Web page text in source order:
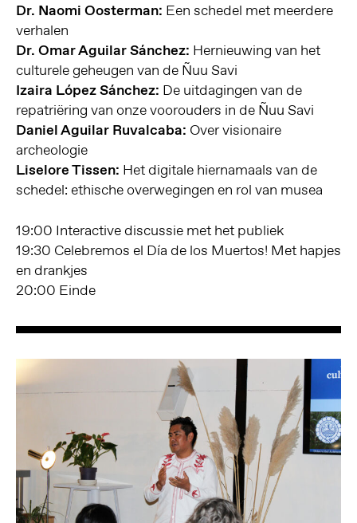
Dr. Naomi Oosterman: Een schedel met meerdere
verhalen
Dr. Omar Aguilar Sánchez: Hernieuwing van het
culturele geheugen van de Ñuu Savi
Izaira López Sánchez: De uitdagingen van de
repatriëring van onze voorouders in de Ñuu Savi
Daniel Aguilar Ruvalcaba: Over visionaire
archeologie
Liselore Tissen: Het digitale hiernamaals van de
schedel: ethische overwegingen en rol van musea
19:00 Interactive discussie met het publiek
19:30 Celebremos el Día de los Muertos! Met hapjes
en drankjes
20:00 Einde